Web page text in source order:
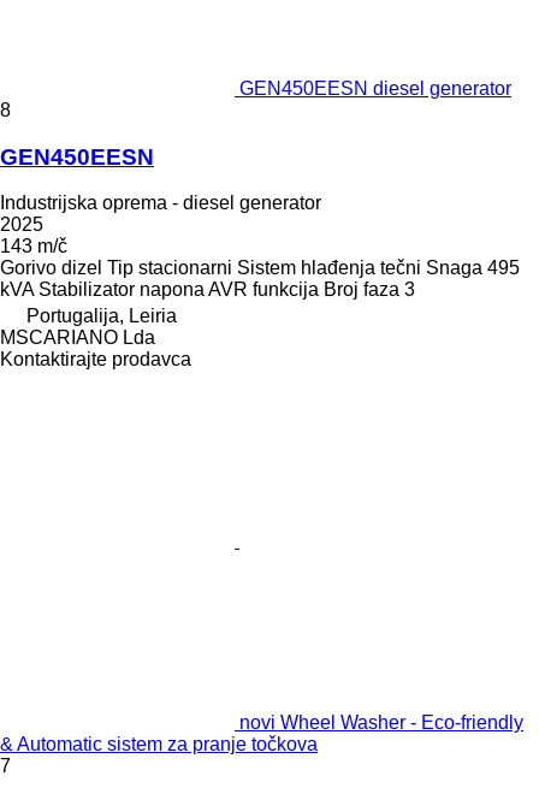
GEN450EESN diesel generator
8
GEN450EESN
Industrijska oprema - diesel generator
2025
143 m/č
Gorivo dizel Tip stacionarni Sistem hlađenja tečni Snaga 495
kVA Stabilizator napona AVR funkcija Broj faza 3
Portugalija, Leiria
MSCARIANO Lda
Kontaktirajte prodavca
novi Wheel Washer - Eco-friendly
& Automatic sistem za pranje točkova
7